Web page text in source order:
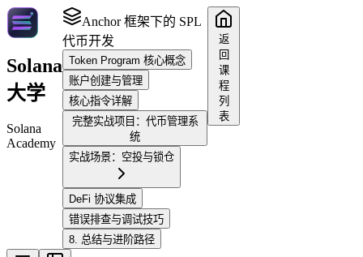
Solana
大学
Solana
Academy
Anchor 框架下的 SPL
代币开发
Token Program 核心概念
账户创建与管理
核心指令详解
完整实战项目：代币管理系
统
实战场景：空投与锁仓
DeFi 协议集成
错误排查与调试技巧
8. 总结与进阶路径
返
回
课
程
列
表